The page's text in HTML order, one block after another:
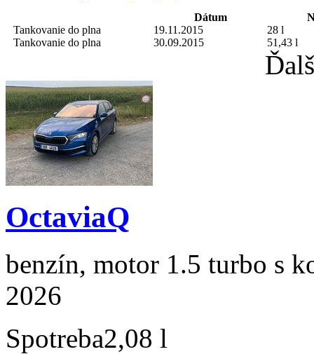
Dátum
Tankovanie do plna
19.11.2015
28 l
Tankovanie do plna
30.09.2015 51,43 l
OctaviaQ
benzín, motor 1.5 turbo s
2026
Spotreba2,08 l